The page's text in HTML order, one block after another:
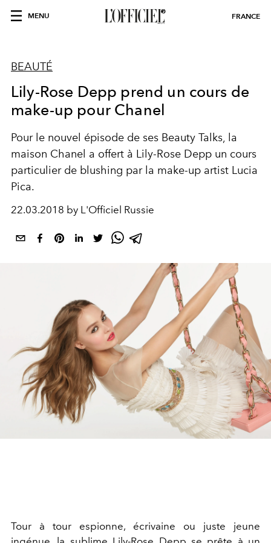
MENU FRANCE
BEAUTÉ
Lily-Rose Depp prend un cours de
make-up pour Chanel
Pour le nouvel épisode de ses Beauty Talks, la
maison Chanel a offert à Lily-Rose Depp un cours
particulier de blushing par la make-up artist Lucia
Pica.
22.03.2018 by L'Officiel Russie
Tour à tour espionne, écrivaine ou juste jeune